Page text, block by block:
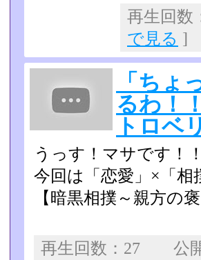
再生回
で見る ]
「ちょ
るわ！
トロ
うっす！マサです！！
今回は「恋愛」×「
【暗黒相撲～親方の
再生回数：27 公